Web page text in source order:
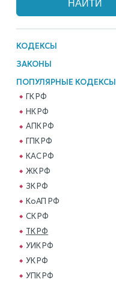
КОДЕКСЫ
ЗАКОНЫ
ПОПУЛЯРНЫЕ КОДЕКСЫ
ГК РФ
НК РФ
АПК РФ
ГПК РФ
КАС РФ
ЖК РФ
ЗК РФ
КоАП РФ
СК РФ
ТК РФ
УИК РФ
УК РФ
УПК РФ